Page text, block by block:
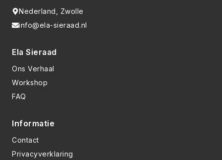
Nederland, Zwolle
info@ela-sieraad.nl
Ela Sieraad
Ons Verhaal
Workshop
FAQ
Informatie
Contact
Privacyverklaring